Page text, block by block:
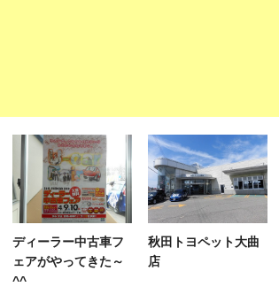
ディーラー中古車フ
ェアがやってきた～
^^
秋田トヨペット大曲
店